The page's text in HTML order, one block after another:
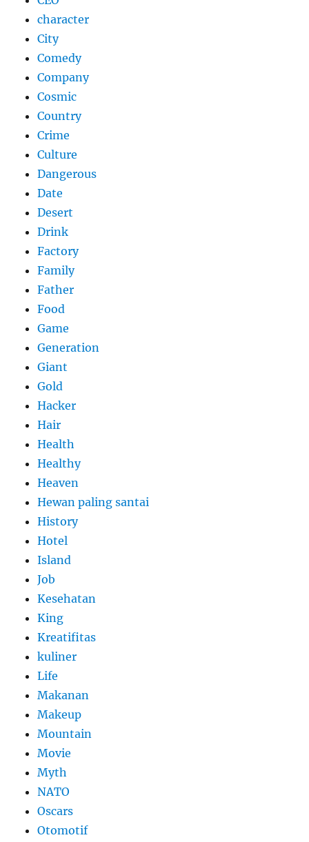
character
City
Comedy
Company
Cosmic
Country
Crime
Culture
Dangerous
Date
Desert
Drink
Factory
Family
Father
Food
Game
Generation
Giant
Gold
Hacker
Hair
Health
Healthy
Heaven
Hewan paling santai
History
Hotel
Island
Job
Kesehatan
King
Kreatifitas
kuliner
Life
Makanan
Makeup
Mountain
Movie
Myth
NATO
Oscars
Otomotif